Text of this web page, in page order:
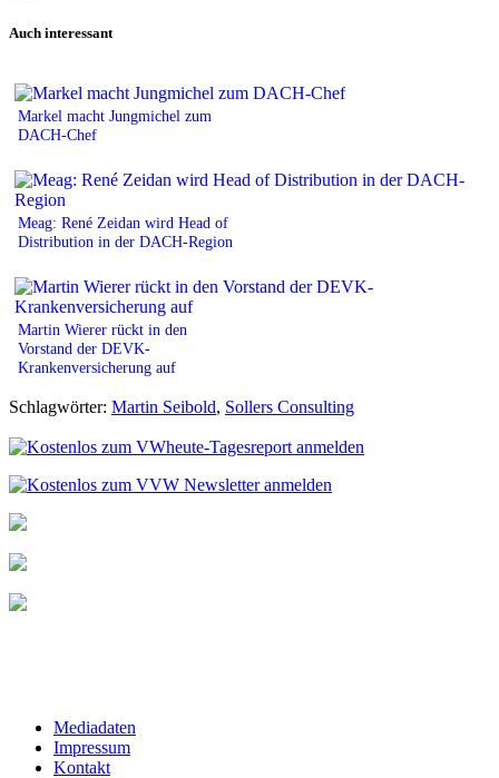
Auch interessant
Markel macht Jungmichel zum
DACH-Chef
Meag: René Zeidan wird Head of
Distribution in der DACH-Region
Martin Wierer rückt in den
Vorstand der DEVK-
Krankenversicherung auf
Schlagwörter: Martin Seibold, Sollers Consulting
Mediadaten
Impressum
Kontakt